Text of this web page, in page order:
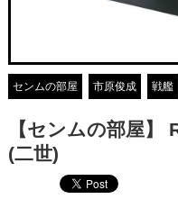
センムの部屋 市原俊成 戦艦
【センムの部屋】
(二世)